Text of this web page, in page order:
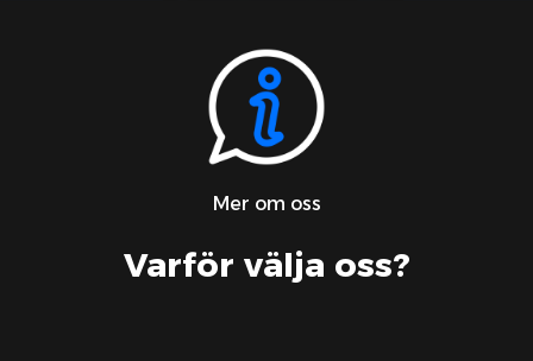
Mer om oss
Varför välja oss?